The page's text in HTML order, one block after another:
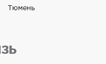
Тюмень